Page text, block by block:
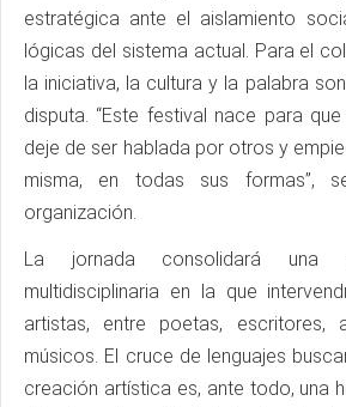
estratégica ante el aislamiento
lógicas del sistema actual. Para el
la iniciativa, la cultura y la palabra
disputa. “Este festival nace para
deje de ser hablada por otros y
misma, en todas sus formas”,
organización.
La jornada consolidará
multidisciplinaria en la que
artistas, entre poetas, escritores,
músicos. El cruce de lenguajes
creación artística es, ante todo, una